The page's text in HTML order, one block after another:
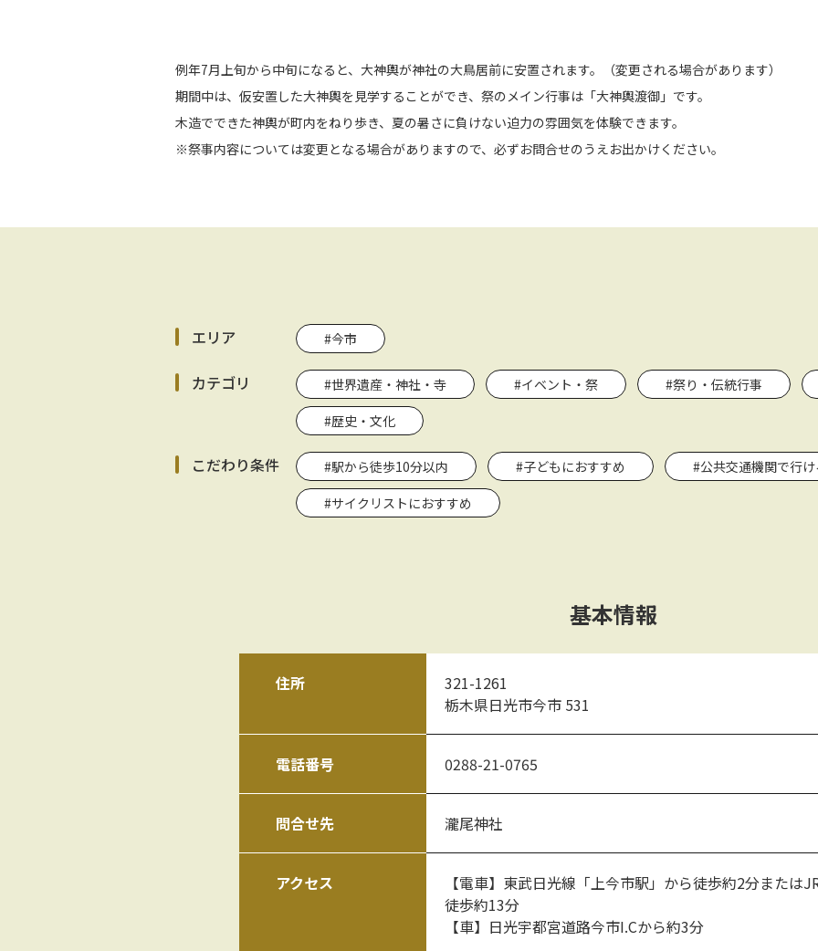
例年7月上旬から中旬になると、大神輿が神社の大鳥居前に安置されます。（変更される場合があります）
期間中は、仮安置した大神輿を見学することができ、祭のメイン行事は「大神輿渡御」です。
木造でできた神輿が町内をねり歩き、夏の暑さに負けない迫力の雰囲気を体験できます。
※祭事内容については変更となる場合がありますので、必ずお問合せのうえお出かけください。
エリア #今市
カテゴリ #世界遺産・神社・寺 #イベント・祭
#祭り・伝統行事
#歴史・文化
こだわり条件 #駅から徒歩10分以内 #子どもにおすすめ
#公共交通機関で行
#サイクリストにおすすめ
基本情報
住所
321-1261
栃木県日光市今市 531
電話番号 0288-21-0765
問合せ先 瀧尾神社
アクセス
【電車】東武日光線「上今市駅」から徒歩約2分または
徒歩約13分
【車】日光宇都宮道路今市I.Cから約3分